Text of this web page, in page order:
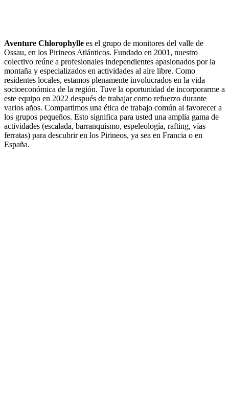
Aventure Chlorophylle es el grupo de monitores del valle de
Ossau, en los Pirineos Atlánticos. Fundado en 2001, nuestro
colectivo reúne a profesionales independientes apasionados por la
montaña y especializados en actividades al aire libre. Como
residentes locales, estamos plenamente involucrados en la vida
socioeconómica de la región. Tuve la oportunidad de incorporarme a
este equipo en 2022 después de trabajar como refuerzo durante
varios años. Compartimos una ética de trabajo común al favorecer a
los grupos pequeños. Esto significa para usted una amplia gama de
actividades (escalada, barranquismo, espeleología, rafting, vías
ferratas) para descubrir en los Pirineos, ya sea en Francia o en
España.